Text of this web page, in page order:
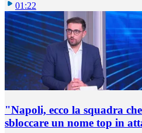
01:22
"Napoli, ecco la squadra
sbloccare un nome top in